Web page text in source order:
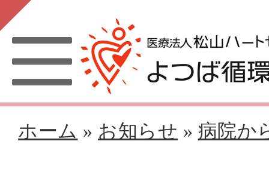
ホーム » お知らせ » 病院か